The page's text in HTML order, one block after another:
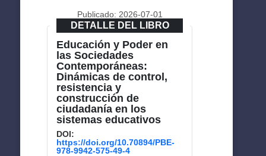
Publicado: 2026-07-01
DETALLE DEL LIBRO
Educación y Poder en
las Sociedades
Contemporáneas:
Dinámicas de control,
resistencia y
construcción de
ciudadanía en los
sistemas educativos
DOI:
https://doi.org/10.70894/PBE-
978-9942-575-49-4